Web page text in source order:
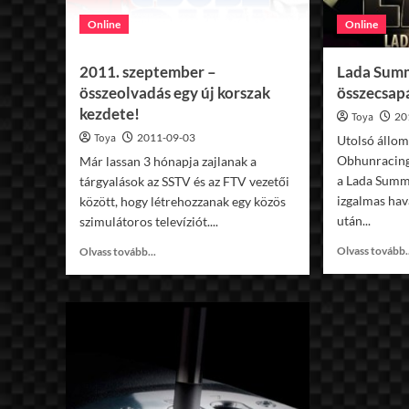
Online
2011. szeptember –
összeolvadás egy új korszak
kezdete!
Toya 2011-09-03
Már lassan 3 hónapja zajlanak a
tárgyalások az SSTV és az FTV vezetői
között, hogy létrehozzanak egy közös
szimulátoros televíziót....
Olvass tovább...
2011.
egy
új
korszak
Online
Lada
Toya
Utolsó
a Lada
izgalmas
után...
Olvass